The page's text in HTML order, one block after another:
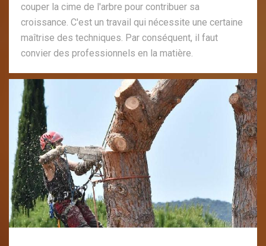
couper la cime de l'arbre pour contribuer sa
croissance. C'est un travail qui nécessite une certaine
maîtrise des techniques. Par conséquent, il faut
convier des professionnels en la matière.